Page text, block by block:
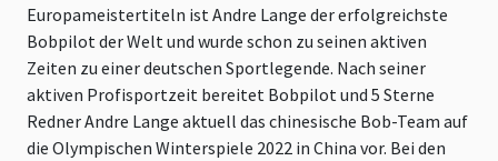
Europameistertiteln ist Andre Lange der erfolgreichste
Bobpilot der Welt und wurde schon zu seinen aktiven
Zeiten zu einer deutschen Sportlegende. Nach seiner
aktiven Profisportzeit bereitet Bobpilot und 5 Sterne
Redner Andre Lange aktuell das chinesische Bob-Team auf
die Olympischen Winterspiele 2022 in China vor. Bei den